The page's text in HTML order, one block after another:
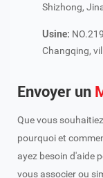
Shizhong,
Usine:
Changqing,
Envoyer un
Que vous
pourquoi et
ayez besoin d'aide
vous associer ou